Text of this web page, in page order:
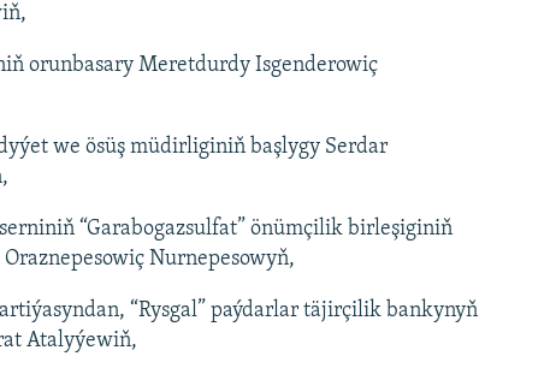
orunbasary Meretdurdy Isgenderowiç
we ösüş müdirliginiň başlygy Serdar
“Garabogazsulfat” önümçilik birleşiginiň
Nurnepesowyň,
“Rysgal” paýdarlar täjirçilik bankynyň
Atalyýewiň,